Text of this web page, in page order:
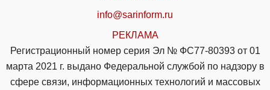
info@sarinform.ru
РЕКЛАМА
Регистрационный номер серия Эл № ФС77-80393 от 01
марта 2021 г. выдано Федеральной службой по надзору в
сфере связи, информационных технологий и массовых